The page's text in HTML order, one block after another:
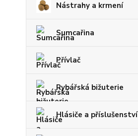
Nástrahy a krmení
Sumcařina
Přívlač
Rybářská bižuterie
Hlásiče a příslušenství